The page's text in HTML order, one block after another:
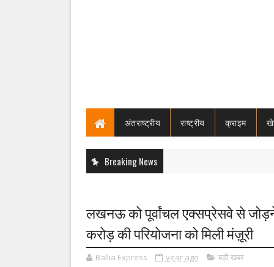
अंतराष्ट्रीय राष्ट्रीय क्राइम
Breaking News
लखनऊ को पूर्वांचल एक्सप्रेसवे से
करोड़ की परियोजना को मिली मंज़ूरी
Ballia Express year ago बड़ी खबर